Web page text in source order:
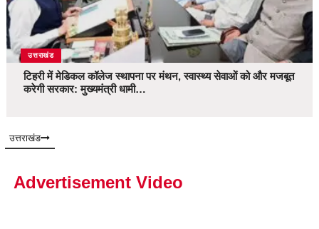
उत्तराखंड
टिहरी में मेडिकल कॉलेज स्थापना पर मंथन, स्वास्थ्य सेवाओं को और मजबूत
करेगी सरकार: मुख्यमंत्री धामी…
उत्तराखंड
Advertisement Video